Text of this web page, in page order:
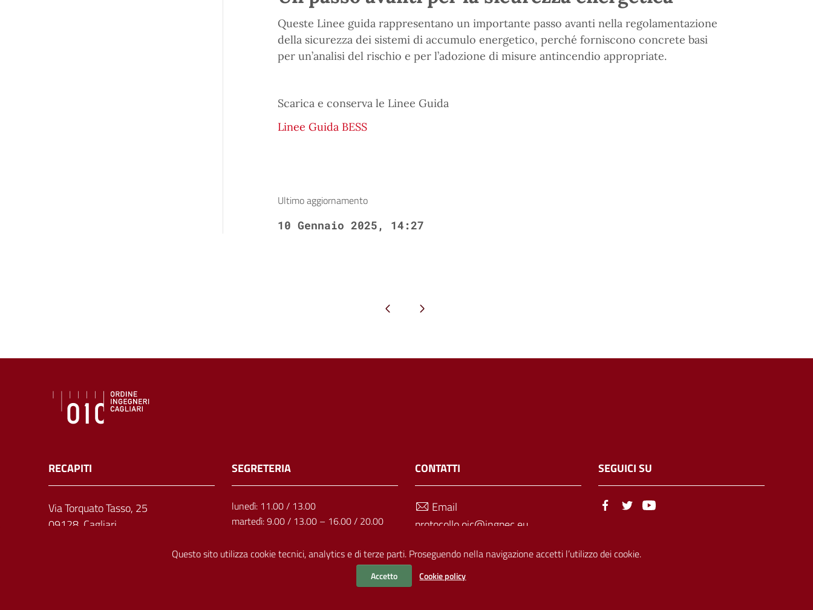
Questo sito utilizza cookie tecnici, analytics e di terze parti. Proseguendo nella navigazione accetti l’utilizzo dei cookie.
Accetto Cookie policy
Queste Linee guida rappresentano un importante passo avanti nella regolamentazione
della sicurezza dei sistemi di accumulo energetico, perché forniscono concrete basi
per un’analisi del rischio e per l’adozione di misure antincendio appropriate.
Scarica e conserva le Linee Guida
Linee Guida BESS
Ultimo aggiornamento
10 Gennaio 2025, 14:27
Pagina precedentePagina successiva
RECAPITI
Via Torquato Tasso, 25
09128, Cagliari
SEGRETERIA
lunedì: 11.00 / 13.00
martedì: 9.00 / 13.00 – 16.00 / 20.00
giovedì: 9.00 / 13.00 – 16.00 / 20.00
CONTATTI
Email
protocollo.oic@ingpec.eu
Telefono
070 499703
SEGUICI SU